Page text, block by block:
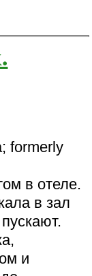
formerly
в отеле.
в зал
и